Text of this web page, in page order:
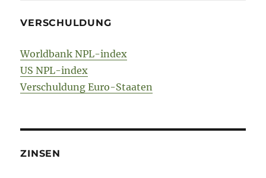
VERSCHULDUNG
Worldbank NPL-index
US NPL-index
Verschuldung Euro-Staaten
ZINSEN